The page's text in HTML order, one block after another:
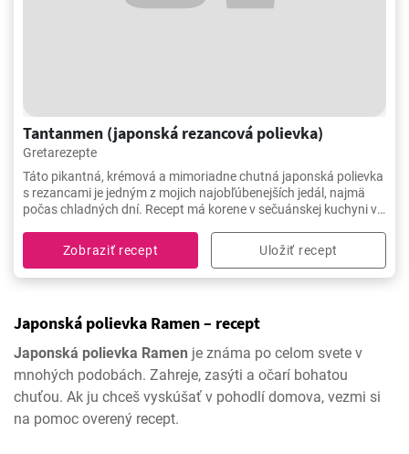
Tantanmen (japonská rezancová polievka)
Gretarezepte
Táto pikantná, krémová a mimoriadne chutná japonská polievka
s rezancami je jedným z mojich najobľúbenejších jedál, najmä
počas chladných dní. Recept má korene v sečuánskej kuchyni v
Tantanemen sa skladá z rezancov, mletého mäsa, ázijského
korenia a varí sa v kuracom vývare. Podáva sa s vareným
kuracím vajcom.
Zobraziť recept Uložiť recept
Japonská polievka Ramen – recept
Japonská polievka Ramen je známa po celom svete v
mnohých podobách. Zahreje, zasýti a očarí bohatou
chuťou. Ak ju chceš vyskúšať v pohodlí domova, vezmi si
na pomoc overený recept.